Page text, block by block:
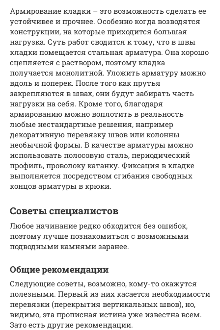
Армирование кладки – это возможность сделать ее
устойчивее и прочнее. Особенно когда возводятся
конструкции, на которые приходится большая
нагрузка. Суть работ сводится к тому, что в швы
кладки помещается стальная арматура. Она хорошо
сцепляется с раствором, поэтому кладка
получается монолитной. Уложить арматуру можно
вдоль и поперек. После того как прутья
закрепляются в швах, они будут забирать часть
нагрузки на себя. Кроме того, благодаря
армированию можно воплотить в реальность
любые нестандартные решения, например
декоративную перевязку швов или колонны
необычной формы. В качестве арматуры можно
использовать полосовую сталь, периодический
профиль, проволоку катанку. Фиксация в кладке
выполняется посредством сгибания свободных
концов арматуры в крюки.
Советы специалистов
Любое начинание редко обходится без ошибок,
поэтому лучше познакомиться с возможными
подводными камнями заранее.
Общие рекомендации
Следующие советы, возможно, кому-то окажутся
полезными. Первый из них касается необходимости
перевязки (перекрытия вертикальных швов), но,
видимо, эта прописная истина уже известна всем.
Зато есть другие рекомендации.